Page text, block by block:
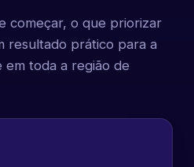
começar, o que priorizar
resultado prático para a
em toda a região de